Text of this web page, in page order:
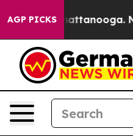
AGP PICKS
in Chattanooga.